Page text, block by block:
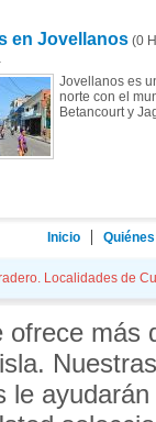
en Jovellanos(0
Jovellanos es
norte con el
Betancourt y
Inicio
Localidades de
ofrece más
le